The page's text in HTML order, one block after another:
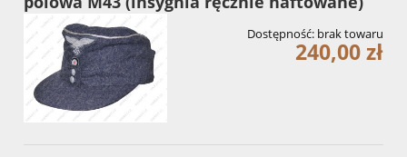
Dostępność: brak towaru
240,00 zł